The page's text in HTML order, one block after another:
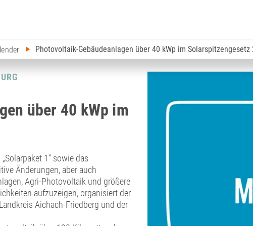
Photovoltaik-Gebäudeanlagen über 40 kWp im Solarspitzengesetz
über 40 kWp im
1“ sowie das
Änderungen, aber auch
Agri-Photovoltaik und größere
aufzuzeigen, organisiert der
Aichach-Friedberg und der